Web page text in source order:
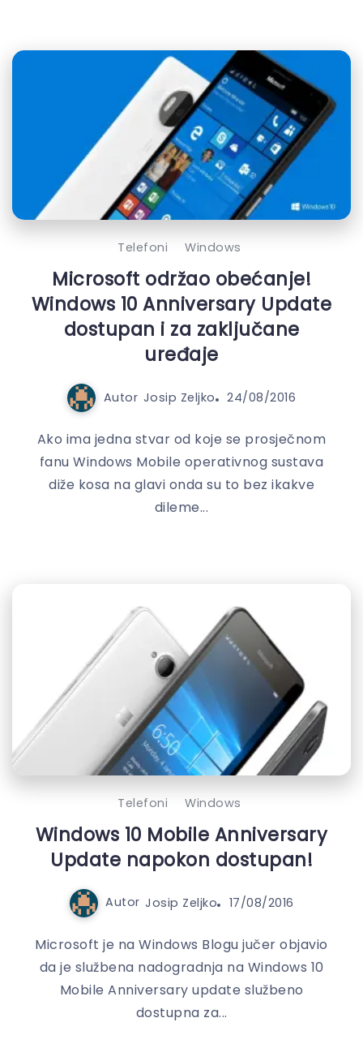
Telefoni Windows
Microsoft održao obećanje!
Windows 10 Anniversary Update
dostupan i za zaključane
uređaje
Autor Josip Zeljko 24/08/2016
Ako ima jedna stvar od koje se prosječnom
fanu Windows Mobile operativnog sustava
diže kosa na glavi onda su to bez ikakve
dileme...
Telefoni Windows
Windows 10 Mobile Anniversary
Update napokon dostupan!
Autor Josip Zeljko 17/08/2016
Microsoft je na Windows Blogu jučer objavio
da je službena nadogradnja na Windows 10
Mobile Anniversary update službeno
dostupna za...